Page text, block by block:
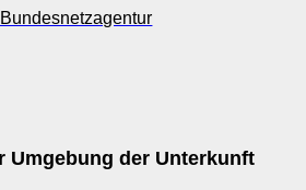
Umgebung der Unterkunft